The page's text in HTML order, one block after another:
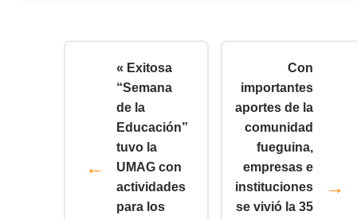
« Exitosa
“Semana
de la
Educación”
tuvo la
UMAG con
actividades
para los
Con
importantes
aportes de la
comunidad
fueguina,
empresas e
instituciones
se vivió la 35